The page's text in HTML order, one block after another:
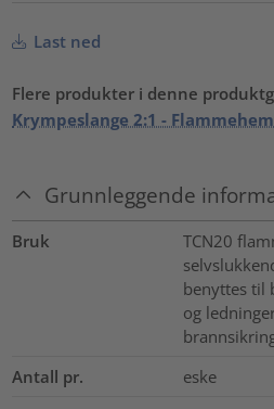
Last ned
Flere produkter i denne
Krympeslange 2:1 -
Grunnleggende
Bruk
TCN20
benyttes til
og
Antall pr.
eske